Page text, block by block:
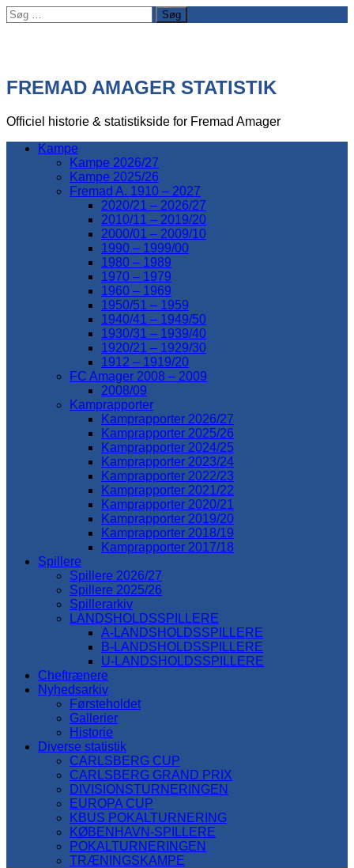
Søg
efter:
FREMAD AMAGER STATISTIK
Officiel historie & statistikside for Fremad Amager
Kampe
Kampe 2026/27
Kampe 2025/26
Fremad A. 1910 – 2027
2020/21 – 2026/27
2010/11 – 2019/20
2000/01 – 2009/10
1990 – 1999/00
1980 – 1989
1970 – 1979
1960 – 1969
1950/51 – 1959
1940/41 – 1949/50
1930/31 – 1939/40
1920/21 – 1929/30
1912 – 1919/20
FC Amager 2008 – 2009
2008/09
Kamprapporter
Kamprapporter 2026/27
Kamprapporter 2025/26
Kamprapporter 2024/25
Kamprapporter 2023/24
Kamprapporter 2022/23
Kamprapporter 2021/22
Kamprapporter 2020/21
Kamprapporter 2019/20
Kamprapporter 2018/19
Kamprapporter 2017/18
Spillere
Spillere 2026/27
Spillere 2025/26
Spillerarkiv
LANDSHOLDSSPILLERE
A-LANDSHOLDSSPILLERE
B-LANDSHOLDSSPILLERE
U-LANDSHOLDSSPILLERE
Cheftrænere
Nyhedsarkiv
Førsteholdet
Gallerier
Historie
Diverse statistik
CARLSBERG CUP
CARLSBERG GRAND PRIX
DIVISIONSTURNERINGEN
EUROPA CUP
KBUS POKALTURNERING
KØBENHAVN-SPILLERE
POKALTURNERINGEN
TRÆNINGSKAMPE